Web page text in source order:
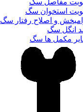
مفاصل سگ
استخوان سگ
و اصلاح رفتار سگ
انگل سگ
مکمل ها سگ